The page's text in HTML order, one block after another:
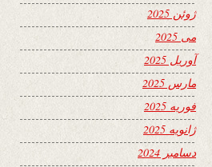
ژوئن 2025
می 2025
آوریل 2025
مارس 2025
فوریه 2025
ژانویه 2025
دسامبر 2024